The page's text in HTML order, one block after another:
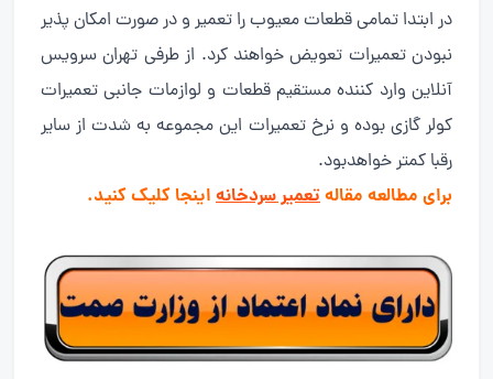
در ابتدا تمامی قطعات معیوب را تعمیر و در صورت امکان پذیر
نبودن تعمیرات تعویض خواهند کرد. از طرفی تهران سرویس
آنلاین وارد کننده مستقیم قطعات و لوازمات جانبی تعمیرات
کولر گازی بوده و نرخ تعمیرات این مجموعه به شدت از سایر
رقبا کمتر خواهدبود.
برای مطالعه مقالهتعمیر سردخانه اینجا کلیک کنید.